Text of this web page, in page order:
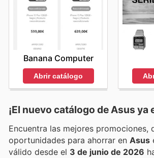
Banana Computer
Abrir catálogo
¡El nuevo catálogo deAsus ya
Encuentra las mejores promociones,
oportunidades para ahorrar en Asus
válido desde el 3 de junio de 2026